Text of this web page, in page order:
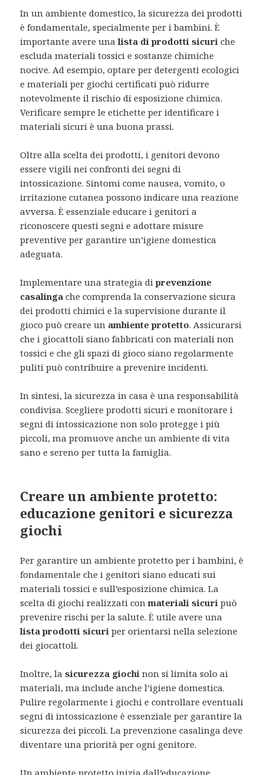
In un ambiente domestico, la sicurezza dei prodotti
è fondamentale, specialmente per i bambini. È
importante avere unalista di prodotti sicuri che
escluda materiali tossici e sostanze chimiche
nocive. Ad esempio, optare per detergenti ecologici
e materiali per giochi certificati può ridurre
notevolmente il rischio di esposizione chimica.
Verificare sempre le etichette per identificare i
materiali sicuri è una buona prassi.
Oltre alla scelta dei prodotti, i genitori devono
essere vigili nei confronti dei segni di
intossicazione. Sintomi come nausea, vomito, o
irritazione cutanea possono indicare una reazione
avversa. È essenziale educare i genitori a
riconoscere questi segni e adottare misure
preventive per garantire un’igiene domestica
adeguata.
Implementare una strategia diprevenzione
casalinga che comprenda la conservazione sicura
dei prodotti chimici e la supervisione durante il
gioco può creare un ambiente protetto. Assicurarsi
che i giocattoli siano fabbricati con materiali non
tossici e che gli spazi di gioco siano regolarmente
puliti può contribuire a prevenire incidenti.
In sintesi, la sicurezza in casa è una responsabilità
condivisa. Scegliere prodotti sicuri e monitorare i
segni di intossicazione non solo protegge i più
piccoli, ma promuove anche un ambiente di vita
sano e sereno per tutta la famiglia.
Creare un ambiente protetto:
educazione genitori e sicurezza
giochi
Per garantire un ambiente protetto per i bambini, è
fondamentale che i genitori siano educati sui
materiali tossici e sull’esposizione chimica. La
scelta di giochi realizzati conmateriali sicuri può
prevenire rischi per la salute. È utile avere una
lista prodotti sicuri per orientarsi nella selezione
dei giocattoli.
Inoltre, lasicurezza giochi non si limita solo ai
materiali, ma include anche l’igiene domestica.
Pulire regolarmente i giochi e controllare eventuali
segni di intossicazione è essenziale per garantire la
sicurezza dei piccoli. La prevenzione casalinga deve
diventare una priorità per ogni genitore.